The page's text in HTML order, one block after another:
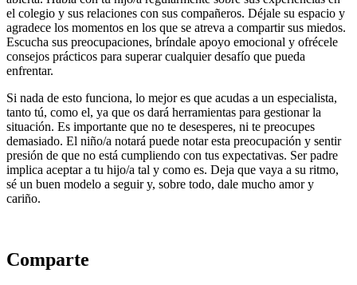
el colegio y sus relaciones con sus compañeros. Déjale su espacio y
agradece los momentos en los que se atreva a compartir sus miedos.
Escucha sus preocupaciones, bríndale apoyo emocional y ofrécele
consejos prácticos para superar cualquier desafío que pueda
enfrentar.
Si nada de esto funciona, lo mejor es que acudas a un especialista,
tanto tú, como el, ya que os dará herramientas para gestionar la
situación. Es importante que no te desesperes, ni te preocupes
demasiado. El niño/a notará puede notar esta preocupación y sentir
presión de que no está cumpliendo con tus expectativas. Ser padre
implica aceptar a tu hijo/a tal y como es. Deja que vaya a su ritmo,
sé un buen modelo a seguir y, sobre todo, dale mucho amor y
cariño.
Comparte